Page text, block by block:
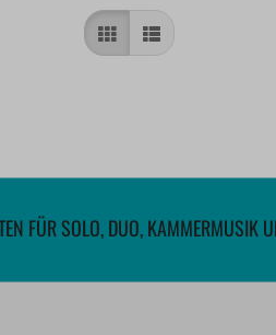
FÜR SOLO, DUO, KAMMERMUSIK